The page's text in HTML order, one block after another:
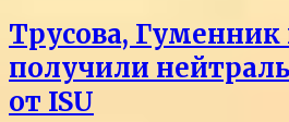
Трусова, Гуменник
получили
от ISU